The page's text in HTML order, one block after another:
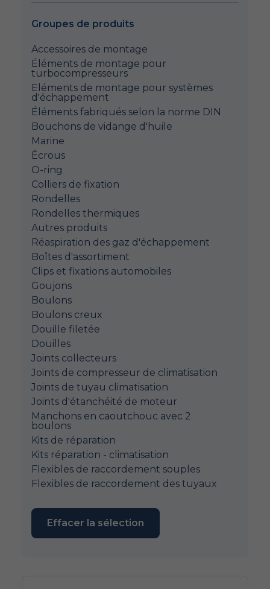
Groupes de produits
Accessoires de montage
Éléments de montage pour
turbocompresseurs
Eléments de montage pour systèmes
d'échappement
Éléments fabriqués selon la norme DIN
Bouchons de vidange d'huile
Marine
Écrous
O-ring
Colliers de fixation
Rondelles
Rondelles thermiques
Autres produits
Réaspiration des gaz d'échappement
Boîtes d'assortiment
Clips et fixations automobiles
Goujons
Boulons
Boulons creux
Douille filetée
Douilles
Joints collecteurs
Joints de compresseur de climatisation
Joints de tuyau climatisation
Joints d'étanchéité de moteur
Manchons en caoutchouc avec 2
boulons
Kits de réparation
Kits réparation - climatisation
Flexibles de raccordement souples
Flexibles de raccordement des tuyaux
Effacer la sélection